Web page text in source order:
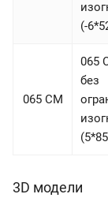
(-
065 CM
065
без
3D модели